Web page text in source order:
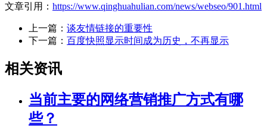
文章引用： https://www.qinghuahulian.com/news/webseo/901.html
上一篇： 谈友情链接的重要性
下一篇： 百度快照显示时间成为历史，不再显示
相关资讯
当前主要的网络营销推广方式有哪
些？